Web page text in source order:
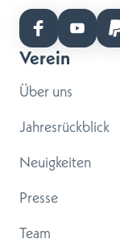
Verein
Über uns
Jahresrückblick
Neuigkeiten
Presse
Team